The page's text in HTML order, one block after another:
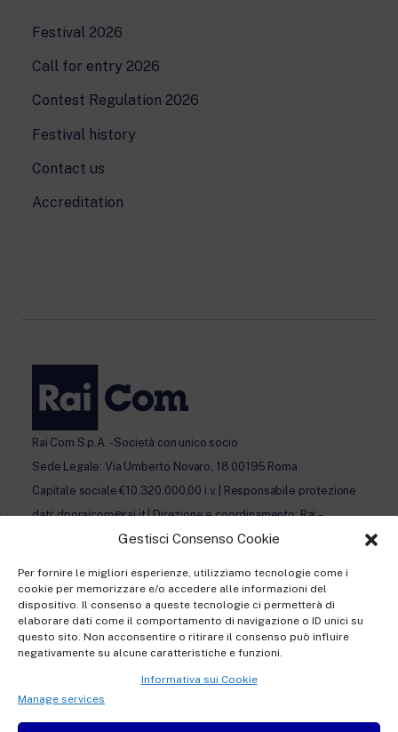
Gestisci Consenso Cookie
Per fornire le migliori esperienze, utilizziamo tecnologie come i
cookie per memorizzare e/o accedere alle informazioni del
dispositivo. Il consenso a queste tecnologie ci permetterà di
elaborare dati come il comportamento di navigazione o ID unici su
questo sito. Non acconsentire o ritirare il consenso può influire
negativamente su alcune caratteristiche e funzioni.
Informativa sui Cookie
Manage services
Cultural insights on Art, Literature,
For secondary schools, universities,
teachers and adult education.
Rai Scuola
Festival 2026
Call for entry 2026
Contest Regulation 2026
Festival history
Contact us
Accreditation
Rai Com S.p.A. - Società con unico socio
Sede Legale: Via Umberto Novaro, 18 00195 Roma
Capitale sociale €10.320.000,00 i.v. | Responsabile protezione
dati: dporaicom@rai.it | Direzione e coordinamento: Rai –
Radiotelevisione italiana S.p.A.
| REA n. RM- 949207 | © Rai Com 2026 - Tutti i diritti riservati
Privacy policy Registration